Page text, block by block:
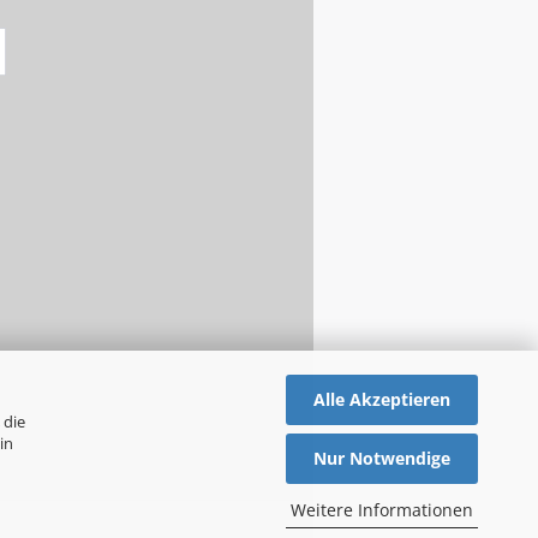
die
Alle Akzeptieren
Nur Notwendige
Weitere Informationen